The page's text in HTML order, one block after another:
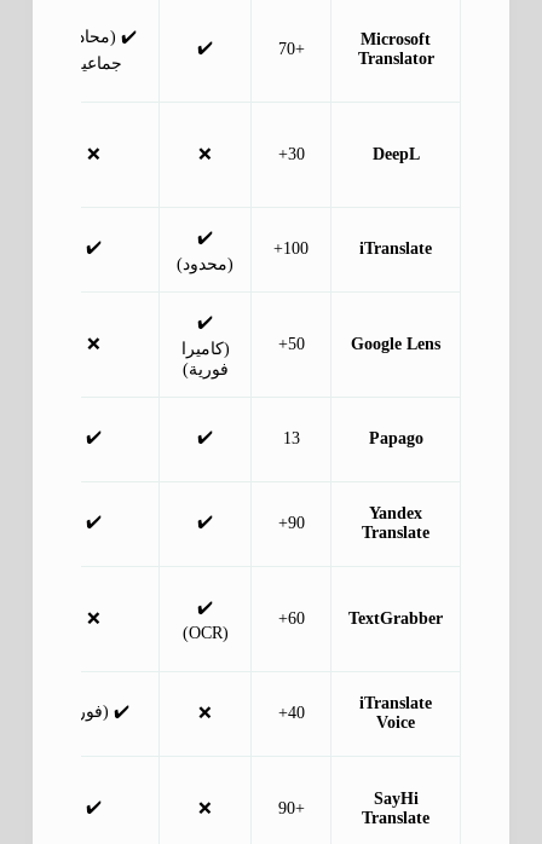
Microsoft
Translator
+70
✔️
✔️ (محادثات
جماعية)
DeepL
30+
❌
❌
iTranslate
100+
✔️
(محدود)
✔️
Google Lens
50+
✔️
(كاميرا
فورية)
❌
Papago
13
✔️
✔️
Yandex
Translate
90+
✔️
✔️
TextGrabber
60+
✔️
(OCR)
❌
iTranslate
Voice
40+
❌ ✔️ (فوري)
SayHi
Translate
+90
❌
✔️